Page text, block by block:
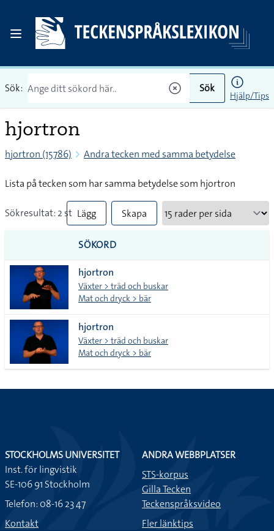
Sök: Sök
Hjälp/Tips
hjortron
hjortron (15786) Andra tecken med samma betydelse
Lista på tecken som har samma betydelse som hjortron
Sökresultat: 2 st Lägg
till
alla i
lista
Skapa
SÖKORD
hjortron
Växter > träd och buskar
Mat och dryck > bär
hjortron
Växter > träd och buskar
Mat och dryck > bär
STOCKHOLMS UNIVERSITET
Inst. för lingvistik
SE-106 91 Stockholm
Telefon: 08-16 23 47
Kontakt
ANDRA WEBBPLATSER
STS-korpus
Gilla Tecken
Teckenspråksvideo
Fler länktips